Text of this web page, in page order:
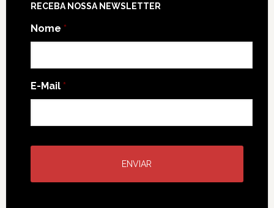
RECEBA NOSSA NEWSLETTER
Nome *
E-Mail *